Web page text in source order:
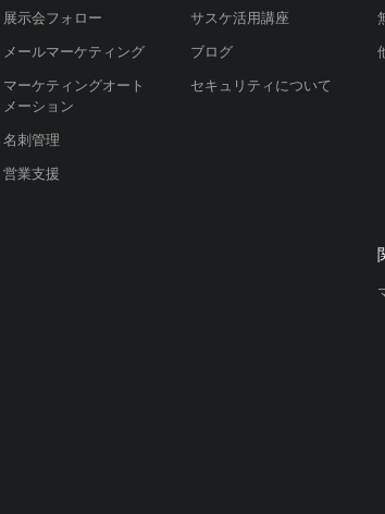
展示会フォロー
メールマーケティング
マーケティングオート
メーション
名刺管理
営業支援
サスケ活用講座
ブログ
セキュリティについて